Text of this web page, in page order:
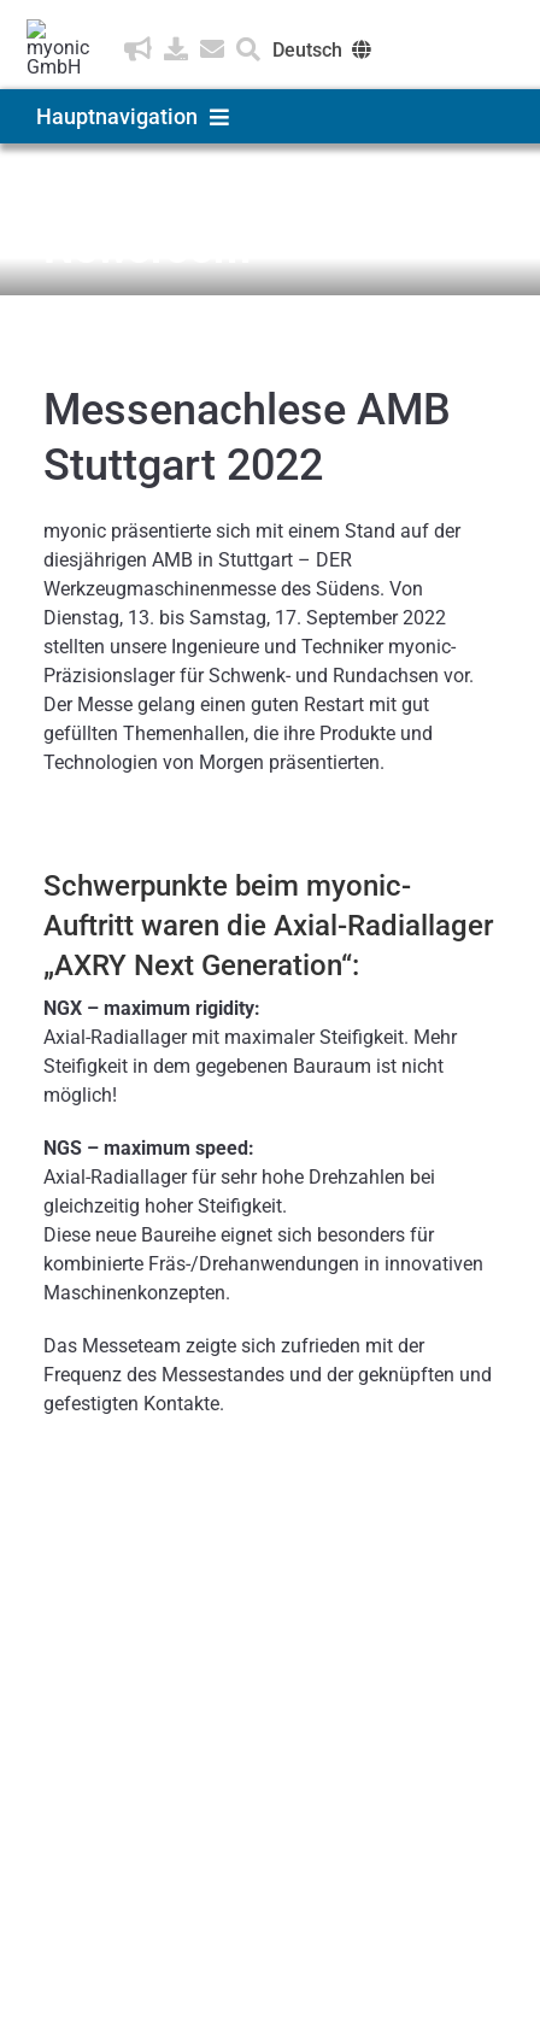
Inhalt
springen
Deutsch
English
Čeština
Hauptnavigation
Anwendungen
Karriere
Messenachlese AMB
Stuttgart 2022
myonic präsentierte sich mit einem Stand auf der
diesjährigen AMB in Stuttgart – DER
Werkzeugmaschinenmesse des Südens. Von
Dienstag, 13. bis Samstag, 17. September 2022
stellten unsere Ingenieure und Techniker myonic-
Präzisionslager für Schwenk- und Rundachsen vor.
Der Messe gelang einen guten Restart mit gut
gefüllten Themenhallen, die ihre Produkte und
Technologien von Morgen präsentierten.
Schwerpunkte beim myonic-
Auftritt waren die Axial-Radiallager
„AXRY Next Generation“:
NGX – maximum rigidity:
Axial-Radiallager mit maximaler Steifigkeit. Mehr
Steifigkeit in dem gegebenen Bauraum ist nicht
möglich!
NGS – maximum speed:
Axial-Radiallager für sehr hohe Drehzahlen bei
gleichzeitig hoher Steifigkeit.
Diese neue Baureihe eignet sich besonders für
kombinierte Fräs-/Drehanwendungen in innovativen
Maschinenkonzepten.
Das Messeteam zeigte sich zufrieden mit der
Frequenz des Messestandes und der geknüpften und
gefestigten Kontakte.